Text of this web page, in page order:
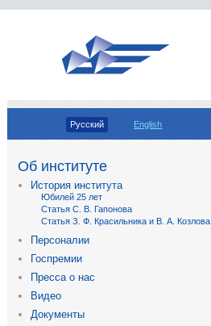
Русский English
Об институте
История института
Юбилей 25 лет
Статья С. В. Гапонова
Статья З. Ф. Красильника и В. А. Козлова
Персоналии
Госпремии
Пресса о нас
Видео
Документы